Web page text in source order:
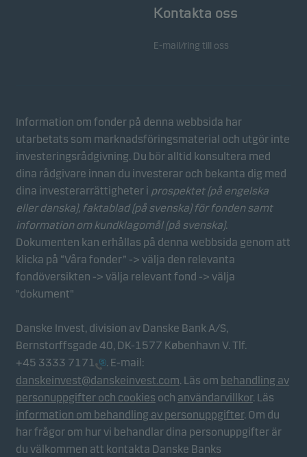
Kontakta oss
E-mail/ring till oss
Information om fonder på denna webbsida har
utarbetats som marknadsföringsmaterial och utgör inte
investeringsrådgivning. Du bör alltid konsultera med
dina rådgivare innan du investerar och bekanta dig med
dina investerarrättigheter i prospektet (på engelska
eller danska), faktablad(på svenska) för fonden samt
information om kundklagomål (på svenska).
Dokumenten kan erhållas på denna webbsida genom att
klicka på “Våra fonder” -> välja den relevanta
fondöversikten -> välja relevant fond -> välja
"dokument"
Danske Invest, division av Danske Bank A/S,
Bernstorffsgade 40, DK-1577 København V. Tlf.
+45 3333 7171
. E-mail:
danskeinvest@danskeinvest.com. Läs om behandling av
personuppgifter och cookies och användarvillkor. Läs
information om behandling av personuppgifter. Om du
har frågor om hur vi behandlar dina personuppgifter är
du välkommen att kontakta Danske Banks
funktioner som sidnavigering och tillgång till säkra
inställningar och de påverkar hur sidorna visas.
Statistikcookies
Vi använder statistikcookies för att spåra beteendet
hos besökare på vår webbplats i aggregerad form.
Detta gör det möjligt för oss att mäta och optimera
webbplatsens effektivitet.
Marknadsföringscookies
Marknadsföringscookies gör det möjligt för oss att
beteende så att vi kan tillhandahålla dig relevant
innehåll.